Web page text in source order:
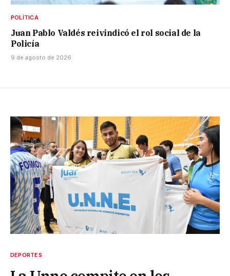
POLÍTICA
Juan Pablo Valdés reivindicó el rol social de la
Policía
9 de agosto de 2026
DEPORTES